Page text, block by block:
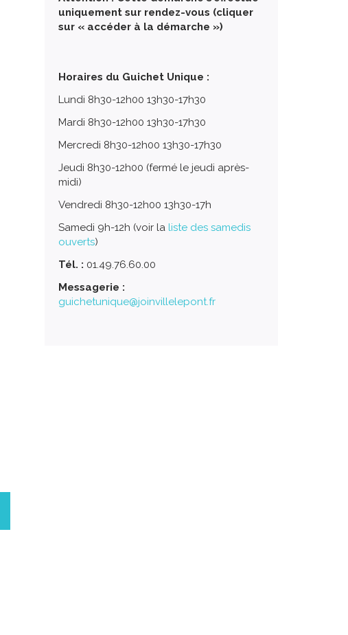
uniquement sur rendez-vous (cliquer
sur « accéder à la démarche »)
Horaires du Guichet Unique :
Lundi 8h30-12h00 13h30-17h30
Mardi 8h30-12h00 13h30-17h30
Mercredi 8h30-12h00 13h30-17h30
Jeudi 8h30-12h00 (fermé le jeudi après-
midi)
Vendredi 8h30-12h00 13h30-17h
Samedi 9h-12h (voir la liste des samedis
ouverts)
Tél. : 01.49.76.60.00
Messagerie :
guichetunique@joinvillelepont.fr